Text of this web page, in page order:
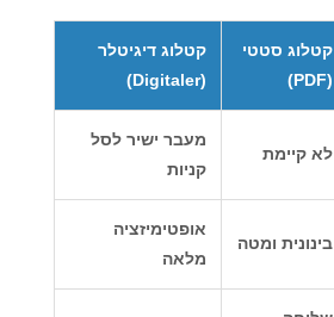
קטלוג סטטי
(PDF)
קטלוג דיגיטלר
(Digitaler)
לא קיימת
מעבר ישיר לסל
קניות
בינונית ומטה
אופטימיזציה
מלאה